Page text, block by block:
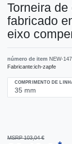
Torneira
fabricado
eixo
número de item NEW-
Fabricante:ich-zapfe
COMPRIMENTO DE
MSRP 103,04 €